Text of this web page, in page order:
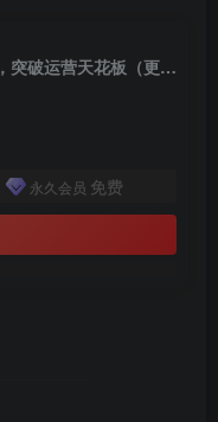
拼多多特训营高阶班，独家玩法赋能，突破运营天花板（更新26年4月18日）
永久会员 免费